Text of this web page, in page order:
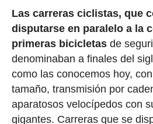
Las carreras ciclistas, que
disputarse en paralelo a la
primeras bicicletasde
denominaban a finales del
como las conocemos hoy,
tamaño, transmisión por
aparatosos velocípedos con
gigantes. Carreras que se